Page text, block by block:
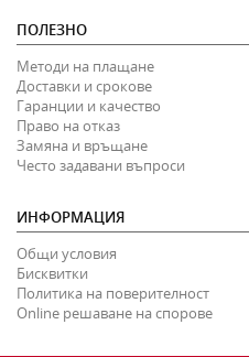
ПОЛЕЗНО
Методи на плащане
Доставки и срокове
Гаранции и качество
Право на отказ
Замяна и връщане
Често задавани въпроси
ИНФОРМАЦИЯ
Общи условия
Бисквитки
Политика на поверителност
Online решаване на спорове